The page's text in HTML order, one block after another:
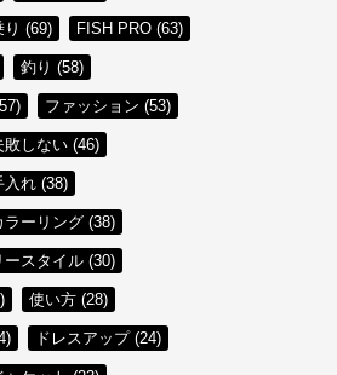
り (69) FISH PRO (63)
釣り (58)
ファッション (53)
敗しない (46)
入れ (38)
ラーリング (38)
ースタイル (30)
使い方 (28)
ドレスアップ (24)